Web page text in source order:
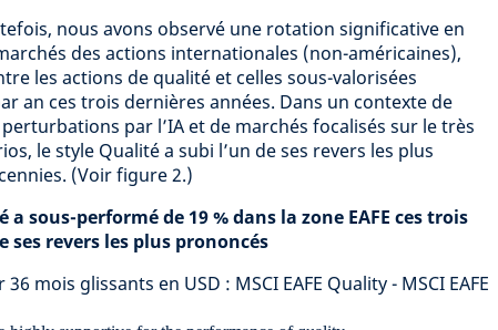
nous avons observé une rotation significative en
des actions internationales (non-américaines),
les actions de qualité et celles sous-valorisées
an ces trois dernières années. Dans un contexte de
par l’IA et de marchés focalisés sur le très
le style Qualité a subi l’un de ses revers les plus
(Voir figure 2.)
a sous-performé de 19 % dans la zone EAFE ces trois
ses revers les plus prononcés
mois glissants en USD : MSCI EAFE Quality - MSCI EAFE